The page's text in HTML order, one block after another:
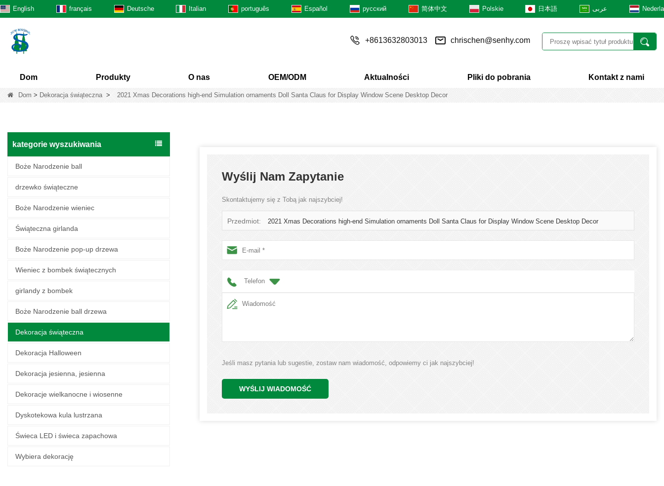
English français Deutsche Italian português Español русский 简体中文 Polskie 日本語 عربى
+8613632803013 chrischen@senhy.com
Dom Produkty O nas OEM/ODM Aktualności Pliki do pobrania Kontakt z nami
Dom > Dekoracja świąteczna> 2021 Xmas Decorations high-end Simulation ornaments Doll Santa Claus for Display Window Scene Desktop Decor
kategorie wyszukiwania
Boże Narodzenie ball
drzewko świąteczne
Boże Narodzenie wieniec
Świąteczna girlanda
Boże Narodzenie pop-up drzewa
Wieniec z bombek świątecznych
girlandy z bombek
Boże Narodzenie ball drzewa
Dekoracja świąteczna
Dekoracja Halloween
Dekoracja jesienna, jesienna
Dekoracje wielkanocne i wiosenne
Dyskotekowa kula lustrzana
Świeca LED i świeca zapachowa
Wybiera dekorację
Wyślij Nam Zapytanie
Skontaktujemy się z Tobą jak najszybciej!
Przedmiot: 2021 Xmas Decorations high-end Simulation ornaments Doll Santa Claus for Display Window Scene Desktop Decor
Telefon
Jeśli masz pytania lub sugestie, zostaw nam wiadomość, odpowiemy ci jak najszybciej!
WYŚLIJ WIADOMOŚĆ